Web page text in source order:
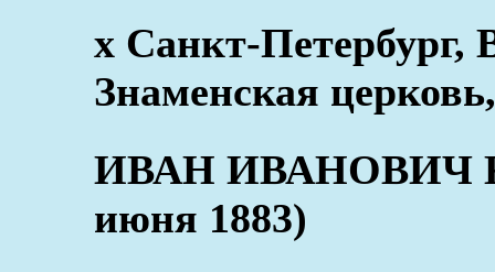
x Санкт-Петербург,
Знаменская
ИВАН ИВАНОВИЧ
июня 1883)